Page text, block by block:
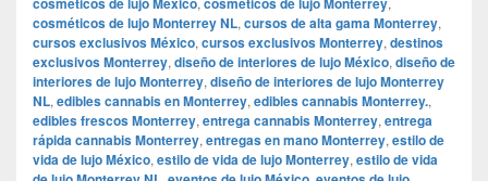
cosméticos de lujo Monterrey NL, cursos de alta gama Monterrey,
cursos exclusivos México, cursos exclusivos Monterrey, destinos
exclusivos Monterrey, diseño de interiores de lujo México, diseño de
interiores de lujo Monterrey, diseño de interiores de lujo Monterrey
NL, edibles cannabis en Monterrey, edibles cannabis Monterrey.,
edibles frescos Monterrey, entrega cannabis Monterrey, entrega
rápida cannabis Monterrey, entregas en mano Monterrey, estilo de
vida de lujo México, estilo de vida de lujo Monterrey, estilo de vida